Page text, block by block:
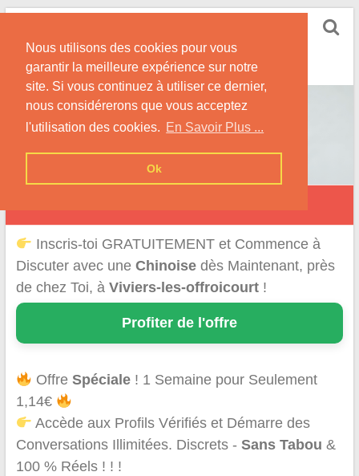
Nous utilisons des cookies pour vous
garantir la meilleure expérience sur notre
site. Si vous continuez à utiliser ce dernier,
nous considérerons que vous acceptez
l'utilisation des cookies. En Savoir Plus ...
Ok
Skip
content
Nos Conseils pour Rencontrer Une Femme
Originaire de Chine !
Inscris-toi GRATUITEMENT et Commence à
Discuter avec une Chinoisedès Maintenant, près
de chez Toi, à Viviers-les-offroicourt!
Profiter de l'offre
OffreSpéciale ! 1 Semaine pour Seulement
1,14€
Accède aux Profils Vérifiés et Démarre des
Conversations Illimitées. Discrets - Sans Tabou &
100 % Réels ! ! !